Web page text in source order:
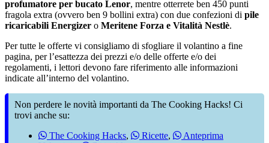
profumatore per bucato Lenor, mentre otterrete ben 450 punti
fragola extra (ovvero ben 9 bollini extra) con due confezioni di pile
ricaricabili Energizer o Meritene Forza e Vitalità Nestlè.
Per tutte le offerte vi consigliamo di sfogliare il volantino a fine
pagina, per l’esattezza dei prezzi e/o delle offerte e/o dei
regolamenti, i lettori devono fare riferimento alle informazioni
indicate all’interno del volantino.
Non perdere le novità importanti da The Cooking Hacks! Ci
trovi anche su:
The Cooking Hacks, Ricette,
Anteprima